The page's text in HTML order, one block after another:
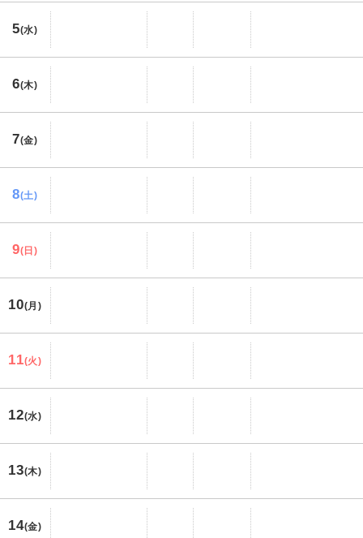
5(水)
6(木)
7(金)
8(土)
9(日)
10(月)
11(火)
12(水)
13(木)
14(金)